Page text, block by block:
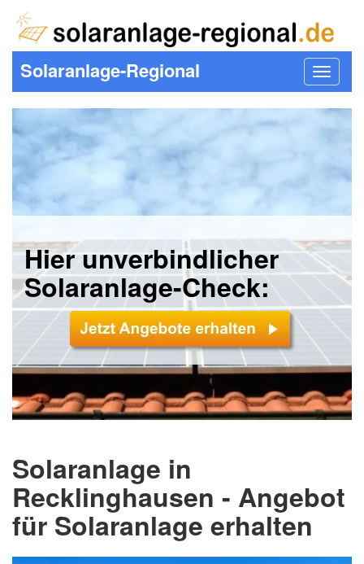
Toggle
Solaranlage-Regional
Hier unverbindlicher
Solaranlage-Check:
Solaranlage in
Recklinghausen - Angebot
für Solaranlage erhalten